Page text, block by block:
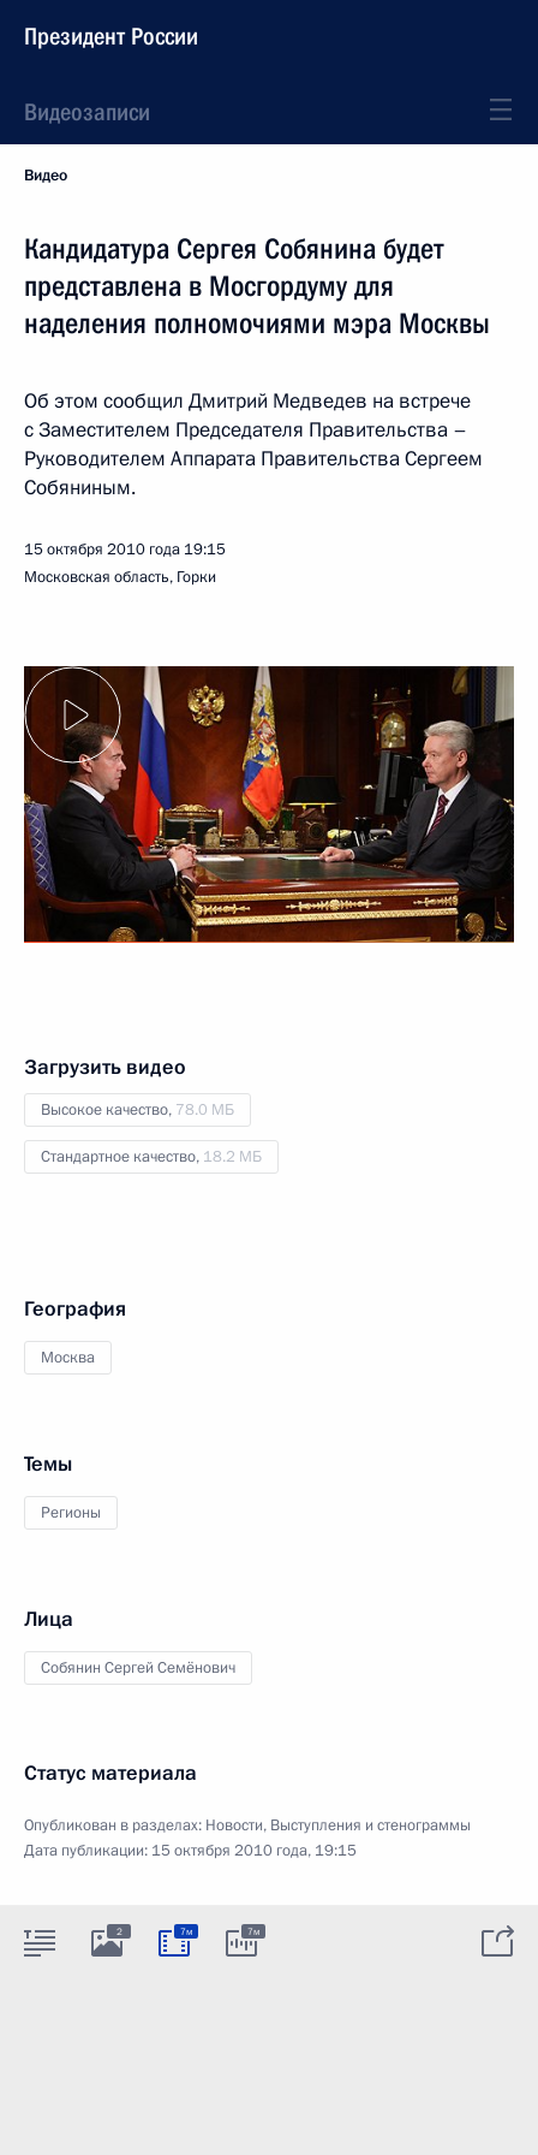
Президент России
Видеозаписи
Видео
Кандидатура Сергея Собянина будет
представлена в Мосгордуму для
наделения полномочиями мэра Москвы
Об этом сообщил Дмитрий Медведев на встрече
с Заместителем Председателя Правительства –
Руководителем Аппарата Правительства Сергеем
Собяниным.
15 октября 2010 года 19:15
Московская область, Горки
Загрузить видео
Высокое качество, 78.0 МБ
Стандартное качество, 18.2 МБ
География
Москва
Темы
Регионы
Лица
Собянин Сергей Семёнович
Статус материала
Опубликован в разделах: Новости, Выступления и стенограммы
Дата публикации: 15 октября 2010 года, 19:15
2 7м 7м